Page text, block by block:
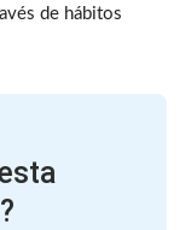
de hábitos